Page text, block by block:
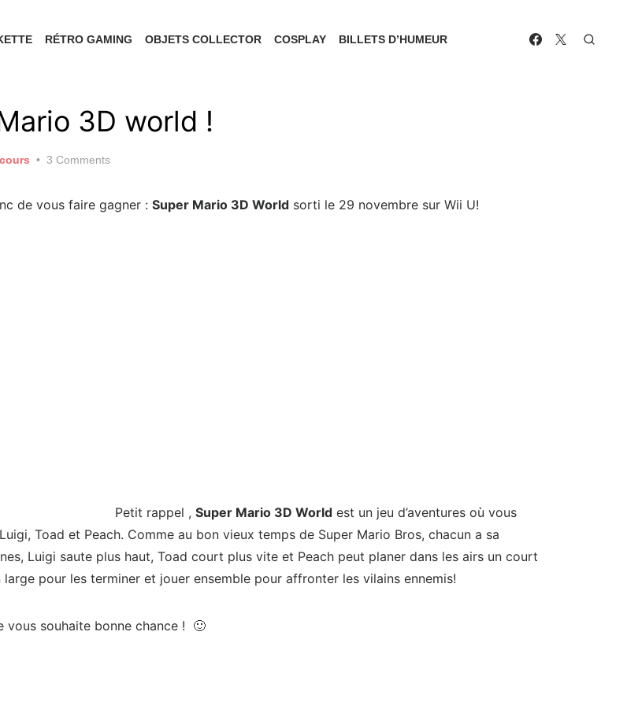
RÉTRO GAMING OBJETS COLLECTOR COSPLAY BILLETS D’HUMEUR
3D world !
3 Comments
de vous faire gagner : Super Mario 3D World sorti le 29 novembre sur Wii U!
Petit rappel , Super Mario 3D World est un jeu d’aventures où vous
Toad et Peach. Comme au bon vieux temps de Super Mario Bros, chacun a sa
Luigi saute plus haut, Toad court plus vite et Peach peut planer dans les airs un court
pour les terminer et jouer ensemble pour affronter les vilains ennemis!
vous souhaite bonne chance ! 🙂